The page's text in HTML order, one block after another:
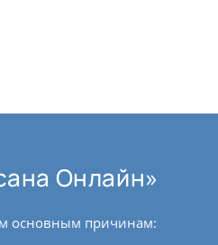
Онлайн»
основным причинам: